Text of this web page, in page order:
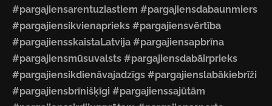
#pargajiensarentuziastiem #pargajiensdabaunmiers
#pargajiensikvienaprieks #pargajiensvērtība
#pargajiensskaistaLatvija #pargajiensapbrīna
#pargajiensmūsuvalsts #pargajiensdabāirprieks
#pargajiensikdienāvajadzīgs #pargajienslabākiebrīži
#pargajiensbrīnišķīgi #pargajienssajūtām